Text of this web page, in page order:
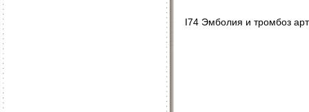
I74 Эмболия и тромбоз